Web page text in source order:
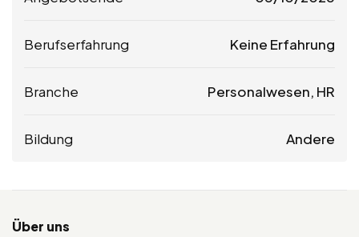
Berufserfahrung Keine Erfahrung
Branche Personalwesen, HR
Bildung Andere
Über uns